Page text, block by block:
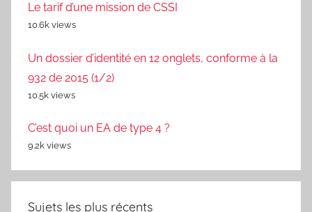
Le tarif d’une mission de CSSI
10.6k views
Un dossier d’identité en 12 onglets, conforme à la
932 de 2015 (1/2)
10.5k views
C’est quoi un EA de type 4 ?
9.2k views
Sujets les plus récents